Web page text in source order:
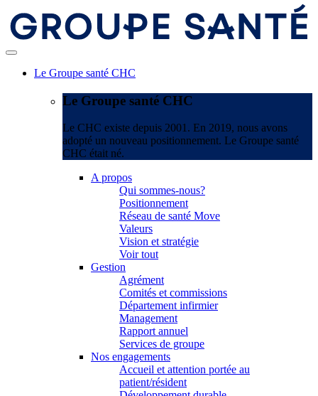
Le Groupe santé CHC
Le Groupe santé CHC
Le CHC existe depuis 2001. En 2019, nous avons
adopté un nouveau positionnement. Le Groupe santé
CHC était né.
A propos
Qui sommes-nous?
Positionnement
Réseau de santé Move
Valeurs
Vision et stratégie
Voir tout
Gestion
Agrément
Comités et commissions
Département infirmier
Management
Rapport annuel
Services de groupe
Nos engagements
Accueil et attention portée au
patient/résident